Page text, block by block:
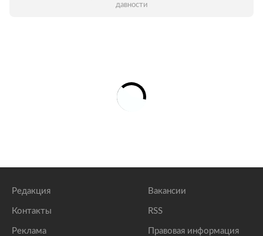
давности
Редакция
Контакты
Реклама
Вакансии
RSS
Правовая информация